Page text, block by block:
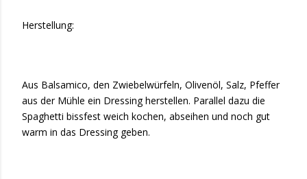
Herstellung:
Aus Balsamico, den Zwiebelwürfeln, Olivenöl, Salz, Pfeffer
aus der Mühle ein Dressing herstellen. Parallel dazu die
Spaghetti bissfest weich kochen, abseihen und noch gut
warm in das Dressing geben.